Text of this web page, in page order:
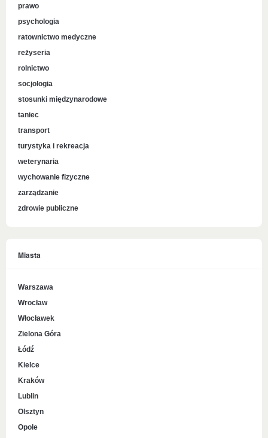
prawo
psychologia
ratownictwo medyczne
reżyseria
rolnictwo
socjologia
stosunki międzynarodowe
taniec
transport
turystyka i rekreacja
weterynaria
wychowanie fizyczne
zarządzanie
zdrowie publiczne
Miasta
Warszawa
Wrocław
Włocławek
Zielona Góra
Łódź
Kielce
Kraków
Lublin
Olsztyn
Opole